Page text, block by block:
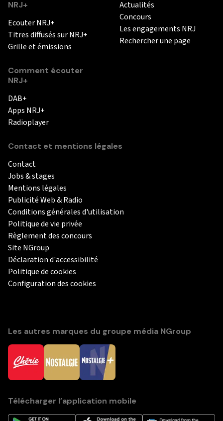
NRJ+
Ecouter NRJ+
Titres diffusés sur NRJ+
Grille et émissions
Comment écouter
NRJ+
DAB+
Apps NRJ+
Radioplayer
Actualités
Concours
Les engagements NRJ
Rechercher une page
Contact et mentions légales
Contact
Jobs & stages
Mentions légales
Publicité Web & Radio
Conditions générales d'utilisation
Politique de vie privée
Règlement des concours
Site NGroup
Déclaration d'accessibilité
Politique de cookies
Configuration des cookies
Les autres marques du groupe média NGroup
Télécharger l’application mobile